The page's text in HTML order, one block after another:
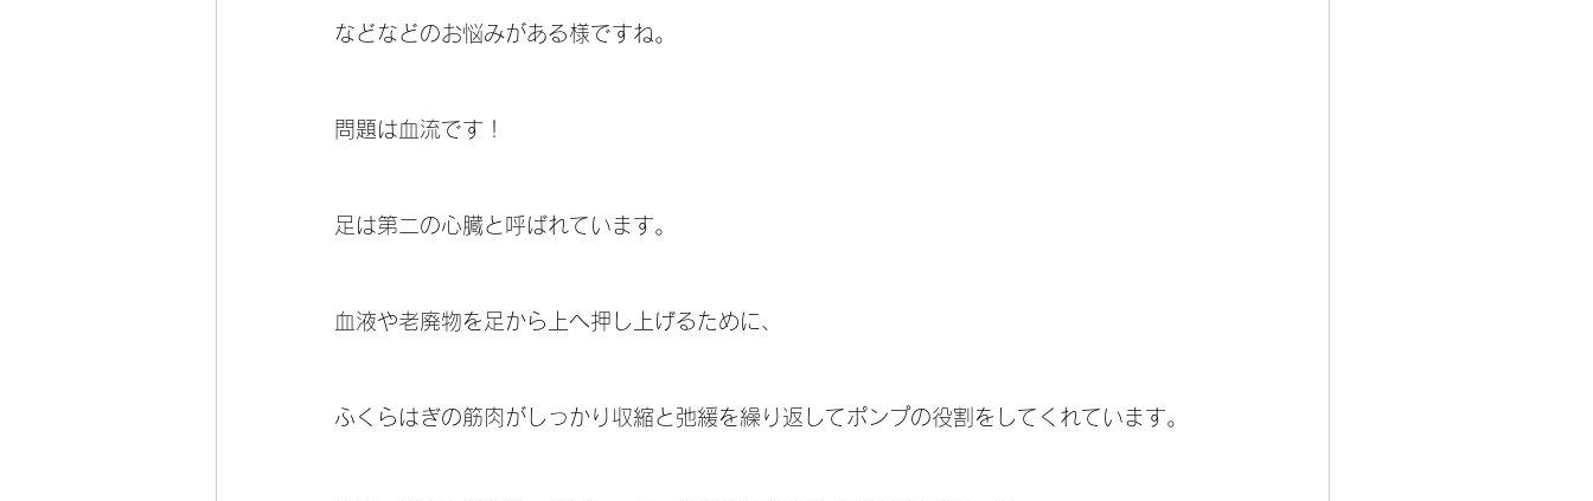
などなどのお悩みがある様ですね。
問題は血流です！
足は第二の心臓と呼ばれています。
血液や老廃物を足から上へ押し上げるために、
ふくらはぎの筋肉がしっかり収縮と弛緩を繰り返してポンプの役割をしてくれています。